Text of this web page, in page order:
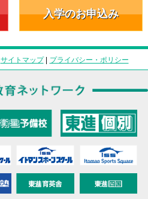
入学のお申込み
サイトマップ| プライバシー・ポリシー